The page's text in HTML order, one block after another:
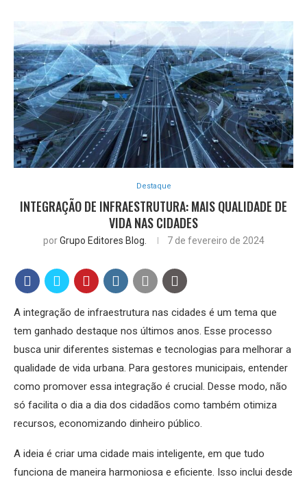
Destaque
INTEGRAÇÃO DE INFRAESTRUTURA: MAIS QUALIDADE DE
VIDA NAS CIDADES
porGrupo Editores Blog. 7 de fevereiro de 2024
A integração de infraestrutura nas cidades é um tema que
tem ganhado destaque nos últimos anos. Esse processo
busca unir diferentes sistemas e tecnologias para melhorar a
qualidade de vida urbana. Para gestores municipais, entender
como promover essa integração é crucial. Desse modo, não
só facilita o dia a dia dos cidadãos como também otimiza
recursos, economizando dinheiro público.
A ideia é criar uma cidade mais inteligente, em que tudo
funciona de maneira harmoniosa e eficiente. Isso inclui desde